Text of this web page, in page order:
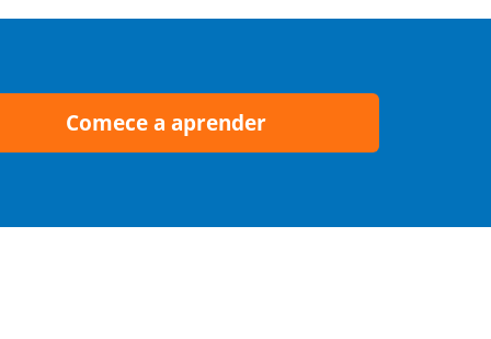
Comece a aprender